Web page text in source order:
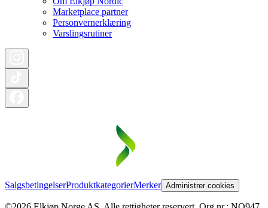
Marketplace partner
Personvernerklæring
Varslingsrutiner
SalgsbetingelserProduktkategorierMerker Administrer cookies